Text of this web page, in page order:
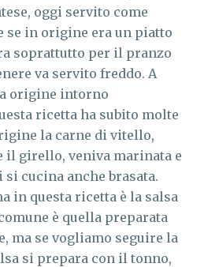
oggi servito come
se in origine era un piatto
soprattutto per il pranzo
va servito freddo. A
origine intorno
ricetta ha subito molte
la carne di vitello,
girello, veniva marinata e
cucina anche brasata.
in questa ricetta è la salsa
è quella preparata
ma se vogliamo seguire la
si prepara con il tonno,